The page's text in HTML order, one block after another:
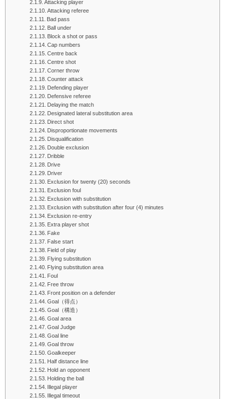
Attacking player
Attacking referee
Bad pass
Ball under
Block a shot or pass
Cap numbers
Centre back
Centre shot
Corner throw
Counter attack
Defending player
Defensive referee
Delaying the match
Designated lateral substitution area
Direct shot
Disproportionate movements
Disqualification
Double exclusion
Dribble
Drive
Driver
Exclusion for twenty (20) seconds
Exclusion foul
Exclusion with substitution
Exclusion with substitution after four (4) minutes
Exclusion re-entry
Extra player shot
Fake
False start
Field of play
Flying substitution
Flying substitution area
Foul
Free throw
Front position on a defender
Goal（得点）
Goal（構造）
Goal area
Goal Judge
Goal line
Goal throw
Goalkeeper
Half distance line
Hold an opponent
Holding the ball
Illegal player
Illegal timeout